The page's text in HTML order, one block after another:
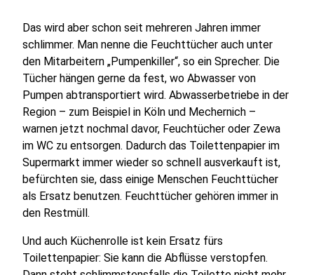
Das wird aber schon seit mehreren Jahren immer
schlimmer. Man nenne die Feuchttücher auch unter
den Mitarbeitern „Pumpenkiller“, so ein Sprecher. Die
Tücher hängen gerne da fest, wo Abwasser von
Pumpen abtransportiert wird. Abwasserbetriebe in der
Region – zum Beispiel in Köln und Mechernich –
warnen jetzt nochmal davor, Feuchtücher oder Zewa
im WC zu entsorgen. Dadurch das Toilettenpapier im
Supermarkt immer wieder so schnell ausverkauft ist,
befürchten sie, dass einige Menschen Feuchttücher
als Ersatz benutzen. Feuchttücher gehören immer in
den Restmüll.
Und auch Küchenrolle ist kein Ersatz fürs
Toilettenpapier: Sie kann die Abflüsse verstopfen.